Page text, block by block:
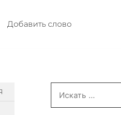
Добавить слово
for: